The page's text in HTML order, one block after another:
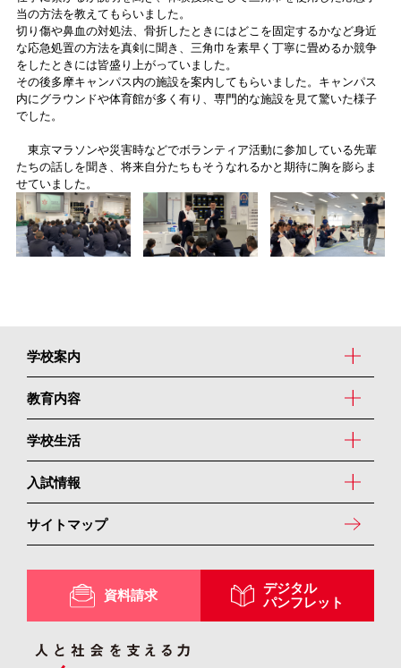
当の方法を教えてもらいました。
切り傷や鼻血の対処法、骨折したときにはどこを固定するかなど身近
な応急処置の方法を真剣に聞き、三角巾を素早く丁寧に畳めるか競争
をしたときには皆盛り上がっていました。
その後多摩キャンパス内の施設を案内してもらいました。キャンパス
内にグラウンドや体育館が多く有り、専門的な施設を見て驚いた様子
でした。
東京マラソンや災害時などでボランティア活動に参加している先輩
たちの話しを聞き、将来自分たちもそうなれるかと期待に胸を膨らま
せていました。
資料請求
デジタル
パンフレット
学校案内
教育内容
学校生活
入試情報
サイトマップ